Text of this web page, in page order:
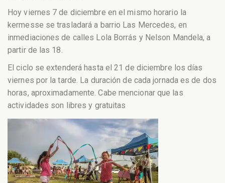
Hoy viernes 7 de diciembre en el mismo horario la
kermesse se trasladará a barrio Las Mercedes, en
inmediaciones de calles Lola Borrás y Nelson Mandela, a
partir de las 18.
El ciclo se extenderá hasta el 21 de diciembre los días
viernes por la tarde. La duración de cada jornada es de dos
horas, aproximadamente. Cabe mencionar que las
actividades son libres y gratuitas